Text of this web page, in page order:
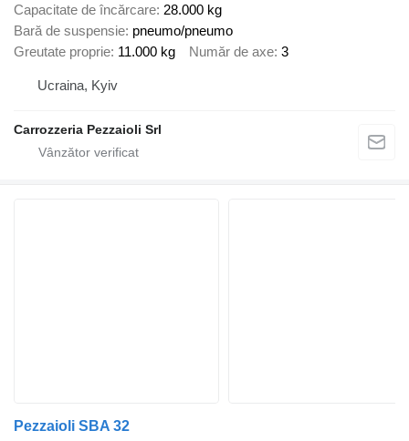
Capacitate de încărcare 28.000 kg
Bară de suspensie pneumo/pneumo
Greutate proprie 11.000 kg Număr de axe 3
Ucraina, Kyiv
Carrozzeria Pezzaioli Srl
Pezzaioli SBA 32